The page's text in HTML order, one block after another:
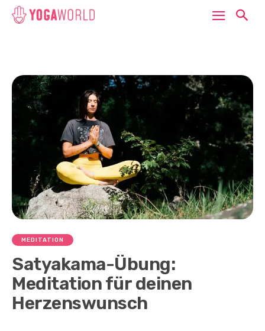
MEDITATION
Satyakama-Übung:
Meditation für deinen
Herzenswunsch